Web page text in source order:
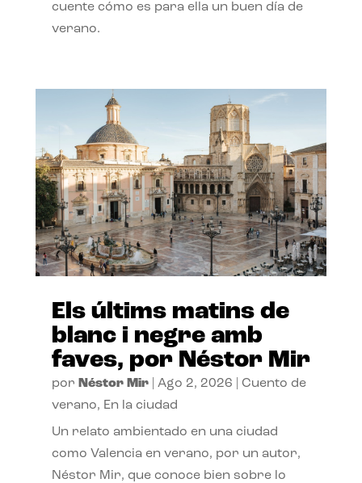
cuente cómo es para ella un buen día de
verano.
Els últims matins de
blanc i negre amb
faves, por Néstor Mir
por Néstor Mir| Ago 2, 2026
Cuento de
verano, En la ciudad
Un relato ambientado en una ciudad
como Valencia en verano, por un autor,
Néstor Mir, que conoce bien sobre lo